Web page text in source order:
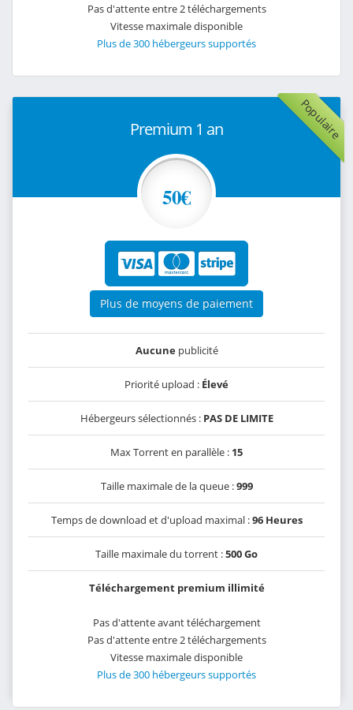
Pas d'attente entre 2 téléchargements
Vitesse maximale disponible
Plus de 300 hébergeurs supportés
Populaire
Premium 1 an
50€
Plus de moyens de paiement
Aucunepublicité
Priorité upload : Élevé
Hébergeurs sélectionnés : PAS DE LIMITE
Max Torrent en parallèle : 15
Taille maximale de la queue :999
Temps de download et d'upload maximal :96 Heures
Taille maximale du torrent :500 Go
Téléchargement premium illimité
Pas d'attente avant téléchargement
Pas d'attente entre 2 téléchargements
Vitesse maximale disponible
Plus de 300 hébergeurs supportés